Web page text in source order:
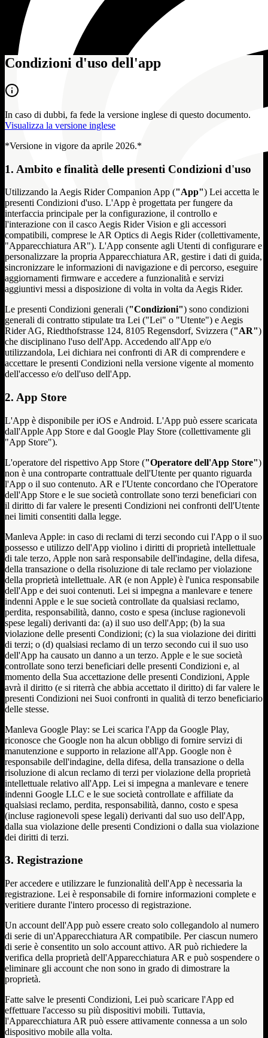
Condizioni d'uso dell'app
In caso di dubbi, fa fede la versione inglese di questo documento.
Visualizza la versione inglese
*Versione in vigore da aprile 2026.*
1. Ambito e finalità delle presenti Condizioni d'uso
Utilizzando la Aegis Rider Companion App ("App") Lei accetta le
presenti Condizioni d'uso. L'App è progettata per fungere da
interfaccia principale per la configurazione, il controllo e
l'interazione con il casco Aegis Rider Vision e gli accessori
compatibili, comprese le AR Optics di Aegis Rider (collettivamente,
"Apparecchiatura AR"). L'App consente agli Utenti di configurare e
personalizzare la propria Apparecchiatura AR, gestire i dati di guida,
sincronizzare le informazioni di navigazione e di percorso, eseguire
aggiornamenti firmware e accedere a funzionalità e servizi
aggiuntivi messi a disposizione di volta in volta da Aegis Rider.
Le presenti Condizioni generali ("Condizioni") sono condizioni
generali di contratto stipulate tra Lei ("Lei" o "Utente") e Aegis
Rider AG, Riedthofstrasse 124, 8105 Regensdorf, Svizzera ("AR")
che disciplinano l'uso dell'App. Accedendo all'App e/o
utilizzandola, Lei dichiara nei confronti di AR di comprendere e
accettare le presenti Condizioni nella versione vigente al momento
dell'accesso e/o dell'uso dell'App.
2. App Store
L'App è disponibile per iOS e Android. L'App può essere scaricata
dall'Apple App Store e dal Google Play Store (collettivamente gli
"App Store").
L'operatore del rispettivo App Store ("Operatore dell'App Store")
non è una controparte contrattuale dell'Utente per quanto riguarda
l'App o il suo contenuto. AR e l'Utente concordano che l'Operatore
dell'App Store e le sue società controllate sono terzi beneficiari con
il diritto di far valere le presenti Condizioni nei confronti dell'Utente
nei limiti consentiti dalla legge.
Manleva Apple: in caso di reclami di terzi secondo cui l'App o il suo
possesso e utilizzo dell'App violino i diritti di proprietà intellettuale
di tale terzo, Apple non sarà responsabile dell'indagine, della difesa,
della transazione o della risoluzione di tale reclamo per violazione
della proprietà intellettuale. AR (e non Apple) è l'unica responsabile
dell'App e dei suoi contenuti. Lei si impegna a manlevare e tenere
indenni Apple e le sue società controllate da qualsiasi reclamo,
perdita, responsabilità, danno, costo e spesa (incluse ragionevoli
spese legali) derivanti da: (a) il suo uso dell'App; (b) la sua
violazione delle presenti Condizioni; (c) la sua violazione dei diritti
di terzi; o (d) qualsiasi reclamo di un terzo secondo cui il suo uso
dell'App ha causato un danno a un terzo. Apple e le sue società
controllate sono terzi beneficiari delle presenti Condizioni e, al
momento della Sua accettazione delle presenti Condizioni, Apple
avrà il diritto (e si riterrà che abbia accettato il diritto) di far valere le
presenti Condizioni nei Suoi confronti in qualità di terzo beneficiario
delle stesse.
Manleva Google Play: se Lei scarica l'App da Google Play,
riconosce che Google non ha alcun obbligo di fornire servizi di
manutenzione e supporto in relazione all'App. Google non è
responsabile dell'indagine, della difesa, della transazione o della
risoluzione di alcun reclamo di terzi per violazione della proprietà
intellettuale relativo all'App. Lei si impegna a manlevare e tenere
indenni Google LLC e le sue società controllate e affiliate da
qualsiasi reclamo, perdita, responsabilità, danno, costo e spesa
(incluse ragionevoli spese legali) derivanti dal suo uso dell'App,
dalla sua violazione delle presenti Condizioni o dalla sua violazione
dei diritti di terzi.
3. Registrazione
Per accedere e utilizzare le funzionalità dell'App è necessaria la
registrazione. Lei è responsabile di fornire informazioni complete e
veritiere durante l'intero processo di registrazione.
Un account dell'App può essere creato solo collegandolo al numero
di serie di un'Apparecchiatura AR compatibile. Per ciascun numero
di serie è consentito un solo account attivo. AR può richiedere la
verifica della proprietà dell'Apparecchiatura AR e può sospendere o
eliminare gli account che non sono in grado di dimostrare la
proprietà.
Fatte salve le presenti Condizioni, Lei può scaricare l'App ed
effettuare l'accesso su più dispositivi mobili. Tuttavia,
l'Apparecchiatura AR può essere attivamente connessa a un solo
dispositivo mobile alla volta.